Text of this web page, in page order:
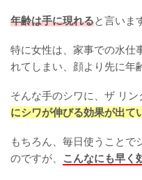
年齢は手に現れると言いま
特に女性は、家事での水仕
れてしまい、顔より先に年
そんな手のシワに、ザ リン
にシワが伸びる効果が出て
もちろん、毎日使うことで
のですが、 こんなにも早く